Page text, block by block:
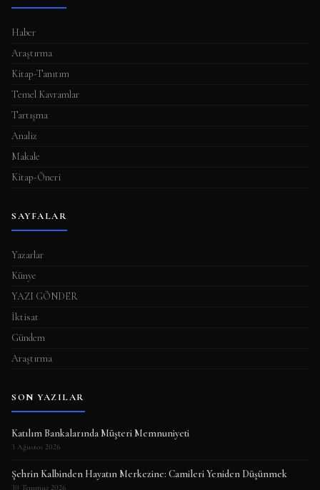
Haber
Araştırma
Kitap-Tanıtım
Temel Kavramlar
Tartışma
Analiz
Makale
Kitap-Öneri
SAYFALAR
Yazarlar
Künye
YAZI GÖNDER
İktisat
Gündem
Araştırma
SON YAZILAR
Katılım Bankalarında Müşteri Memnuniyeti
3 Ağustos 2026
Şehrin Kalbinden Hayatın Merkezine: Camileri Yeniden Düşünmek
30 Temmuz 2026